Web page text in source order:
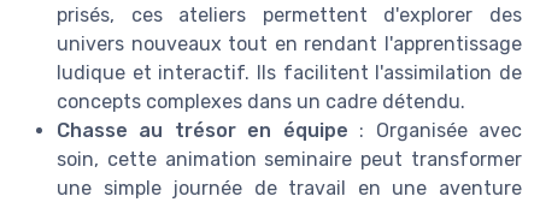
prisés, ces ateliers permettent d'explorer des
univers nouveaux tout en rendant l'apprentissage
ludique et interactif. Ils facilitent l'assimilation de
concepts complexes dans un cadre détendu.
Chasse au trésor en équipe : Organisée avec
soin, cette animation seminaire peut transformer
une simple journée de travail en une aventure